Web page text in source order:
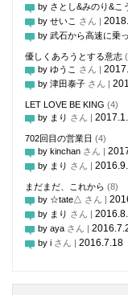
by さとし&みのり&こ
by せいこ さん |
by 武石から高速に乗
優しくあろうとする意志
by ゆうこ さん |
by 津田泰子 さん |
LET LOVE BE KING (4)
by まり さん |
702回目の営業日 (4)
by kinchan さん |
by まり さん |
まだまだ、これから (8)
by ☆tate△ さん |
by まり さん |
by aya さん |
by i さん | 2016.7.18